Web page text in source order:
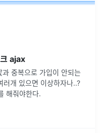
ajax
중복으로 가입이 안되는
러개 있으면 이상하자나..?
해줘야한다.